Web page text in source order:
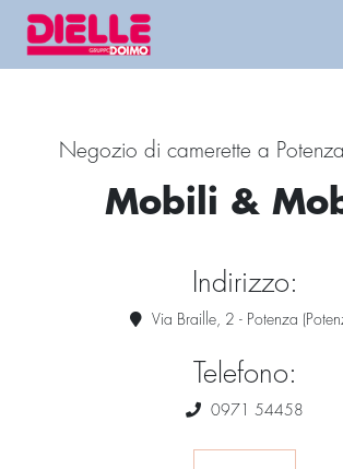
Negozio di camerette a
Mobili &
Indirizzo:
Via Braille, 2 - Potenza
Telefono:
0971 54458